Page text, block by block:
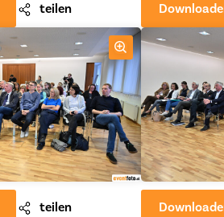
teilen
teilen